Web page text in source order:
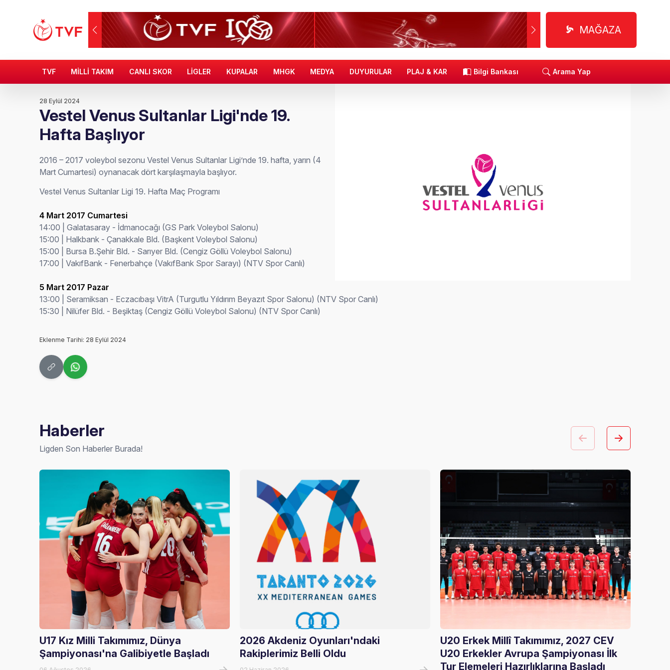
MAĞAZA
TVF MİLLİ TAKIM CANLI SKOR LİGLER KUPALAR MHGK MEDYA DUYURULAR PLAJ & KAR Bilgi Bankası Arama Yap
28 Eylül 2024
Vestel Venus Sultanlar Ligi'nde 19.
Hafta Başlıyor
2016 – 2017 voleybol sezonu Vestel Venus Sultanlar Ligi’nde 19. hafta, yarın (4
Mart Cumartesi) oynanacak dört karşılaşmayla başlıyor.
Vestel Venus Sultanlar Ligi 19. Hafta Maç Programı
4 Mart 2017 Cumartesi
14:00 | Galatasaray - İdmanocağı (GS Park Voleybol Salonu)
15:00 | Halkbank - Çanakkale Bld. (Başkent Voleybol Salonu)
15:00 | Bursa B.Şehir Bld. - Sarıyer Bld. (Cengiz Göllü Voleybol Salonu)
17:00 | VakıfBank - Fenerbahçe (VakıfBank Spor Sarayı) (NTV Spor Canlı)
5 Mart 2017 Pazar
13:00 | Seramiksan - Eczacıbaşı VitrA (Turgutlu Yıldırım Beyazıt Spor Salonu) (NTV Spor Canlı)
15:30 | Nilüfer Bld. - Beşiktaş (Cengiz Göllü Voleybol Salonu) (NTV Spor Canlı)
Eklenme Tarihi: 28 Eylül 2024
Haberler
Ligden Son Haberler Burada!
U17 Kız Milli Takımımız, Dünya
Şampiyonası'na Galibiyetle Başladı
2026 Akdeniz Oyunları'ndaki
Rakiplerimiz Belli Oldu
U20 Erkek Millî Takımımız, 2027 CEV
U20 Erkekler Avrupa Şampiyonası İlk
Tur Elemeleri Hazırlıklarına Başladı